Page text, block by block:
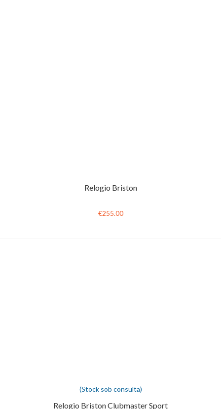
Relogio Briston
€255.00
(Stock sob consulta)
Relogio Briston Clubmaster Sport